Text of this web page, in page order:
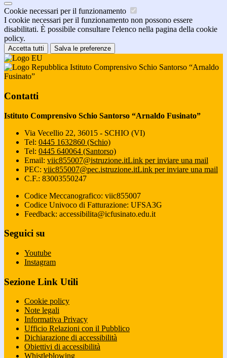
Cookie necessari per il funzionamento
I cookie necessari per il funzionamento non possono essere
disabilitati. È possibile consultare l'elenco nella pagina della cookie
policy.
Accetta tutti Salva le preferenze
Istituto Comprensivo Schio Santorso “Arnaldo
Fusinato”
Contatti
Istituto Comprensivo Schio Santorso “Arnaldo Fusinato”
Via Vecellio 22, 36015 - SCHIO (VI)
Tel: 0445 1632860 (Schio)
Tel: 0445 640064 (Santorso)
Email: viic855007@istruzione.itLink per inviare una mail
PEC: viic855007@pec.istruzione.itLink per inviare una mail
C.F.: 83003550247
Codice Meccanografico: viic855007
Codice Univoco di Fatturazione: UFSA3G
Feedback: accessibilita@icfusinato.edu.it
Seguici su
Youtube
Instagram
Sezione Link Utili
Cookie policy
Note legali
Informativa Privacy
Ufficio Relazioni con il Pubblico
Dichiarazione di accessibilità
Obiettivi di accessibilità
Whistleblowing